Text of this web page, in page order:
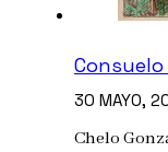
Consuelo
30 MAYO,
Chelo